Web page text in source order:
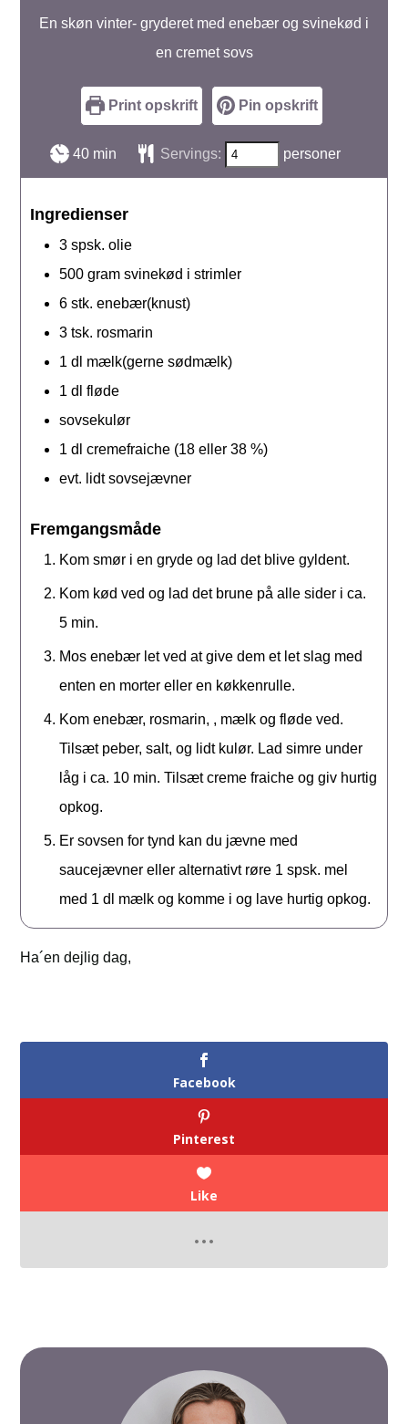
En skøn vinter- gryderet med enebær og svinekød i
en cremet sovs
Print opskrift Pin opskrift
40minutter
min Servings: personer
Ingredienser
3 spsk. olie
500 gram svinekød i strimler
6 stk. enebær(knust)
3 tsk. rosmarin
1 dl
mælk(gerne sødmælk)
1 dl
fløde
sovsekulør
1 dl
cremefraiche (18 eller 38 %)
evt. lidt sovsejævner
Fremgangsmåde
Kom smør i en gryde og lad det blive gyldent.
Kom kød ved og lad det brune på alle sider i ca.
5 min.
Mos enebær let ved at give dem et let slag med
enten en morter eller en køkkenrulle.
Kom enebær, rosmarin, , mælk og fløde ved.
Tilsæt peber, salt, og lidt kulør. Lad simre under
låg i ca. 10 min. Tilsæt creme fraiche og giv hurtig
opkog.
Er sovsen for tynd kan du jævne med
saucejævner eller alternativt røre 1 spsk. mel
med 1 dl mælk og komme i og lave hurtig opkog.
Ha´en dejlig dag,
Facebook
Pinterest
Like